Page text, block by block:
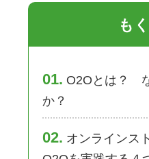
も
1 O2Oとは？
か？
2 オンラインス